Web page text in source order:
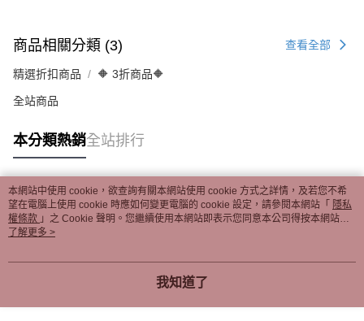
商品相關分類 (3) 查看全部
精選折扣商品 🔶 3折商品🔶
全站商品
本分類熱銷全站排行
熱門標籤
本網站中使用 cookie，欲查詢有關本網站使用 cookie 方式之詳情，及若您不希
望在電腦上使用 cookie 時應如何變更電腦的 cookie 設定，請參閱本網站「 隱私
權條款 」之 Cookie 聲明。您繼續使用本網站即表示您同意本公司得按本網站使
用條款之 Cookie 聲明使用 cookie。
了解更多 >
我知道了